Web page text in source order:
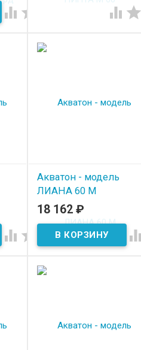
   
 
Акватон - модель
ЛИАНА 60 М
В наличии
18 162₽
